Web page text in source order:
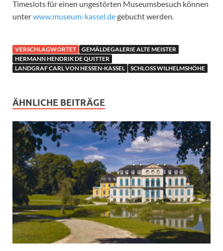
Timeslots für einen ungestörten Museumsbesuch können
unterwww.museum-kassel.degebucht werden.
VERSCHLAGWORTET
GEMÄLDEGALERIE ALTE MEISTER
HERMANN HENDRIK DE QUITTER
LANDGRAF CARL VON HESSEN-KASSEL
SCHLOSS WILHELMSHÖHE
ÄHNLICHE BEITRÄGE